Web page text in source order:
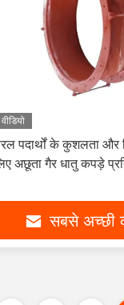
वीडियो
पदार्थों के कुशलता और
अछूता गैर धातु कपड़े
सबसे अच्छी